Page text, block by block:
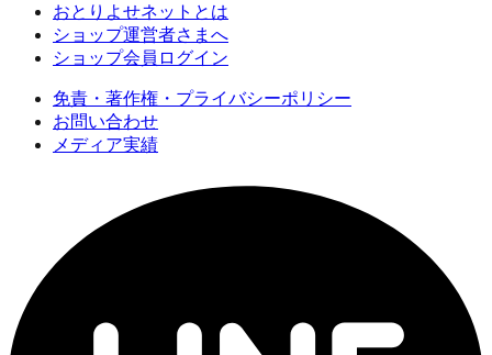
おとりよせネットとは
ショップ運営者さまへ
ショップ会員ログイン
免責・著作権・プライバシーポリシー
お問い合わせ
メディア実績